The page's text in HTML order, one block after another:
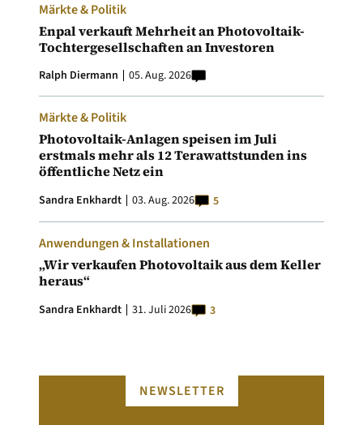
Märkte & Politik
Enpal verkauft Mehrheit an Photovoltaik-
Tochtergesellschaften an Investoren
Ralph Diermann 05. Aug. 2026
Märkte & Politik
Photovoltaik-Anlagen speisen im Juli
erstmals mehr als 12 Terawattstunden ins
öffentliche Netz ein
Sandra Enkhardt 03. Aug. 2026 5
Anwendungen & Installationen
„Wir verkaufen Photovoltaik aus dem Keller
heraus“
Sandra Enkhardt 31. Juli 2026 3
NEWSLETTER